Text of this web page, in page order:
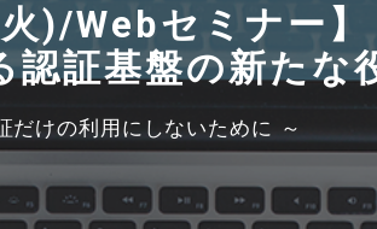
)/Webセミナー】
証基盤の新たな
だけの利用にしないために ～​